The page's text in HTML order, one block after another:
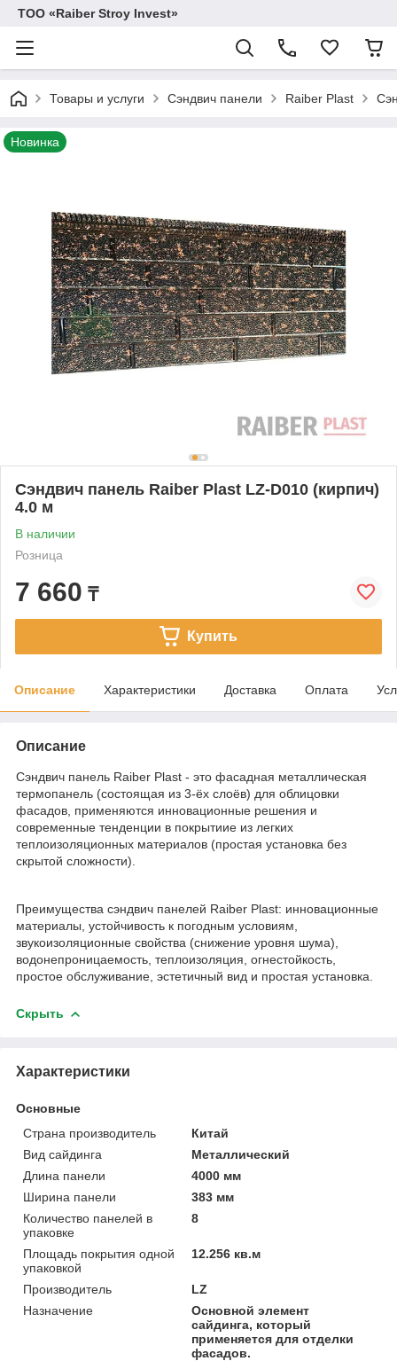
TOO «Raiber Stroy Invest»
Товары и услуги Сэндвич панели Raiber Plast
Новинка
Сэндвич панель Raiber Plast LZ-D010 (кирпич)
4.0 м
В наличии
Розница
7 660 ₸
Купить
Описание Характеристики Доставка Оплата
Описание
Сэндвич панель Raiber Plast - это фасадная металлическая
термопанель (состоящая из 3-ёх слоёв) для облицовки
фасадов, применяются инновационные решения и
современные тенденции в покрытиие из легких
теплоизоляционных материалов (простая установка без
скрытой сложности).
Преимущества сэндвич панелей Raiber Plast: инновационные
материалы, устойчивость к погодным условиям,
звукоизоляционные свойства (снижение уровня шума),
водонепроницаемость, теплоизоляция, огнестойкость,
простое обслуживание, эстетичный вид и простая установка.
Скрыть
Характеристики
Основные
Страна производитель
Китай
Вид сайдинга
Металлический
Длина панели
4000 мм
Ширина панели
383 мм
Количество панелей в
упаковке
8
Площадь покрытия одной
упаковкой
12.256 кв.м
Производитель
LZ
Назначение
Основной элемент
сайдинга, который
применяется для отделки
фасадов.